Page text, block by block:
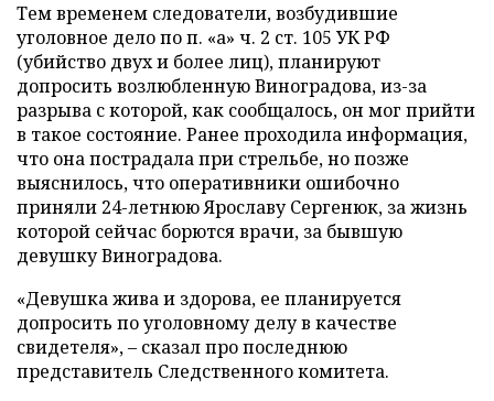
Тем временем следователи, возбудившие
уголовное дело по п. «а» ч. 2 ст. 105 УК РФ
(убийство двух и более лиц), планируют
допросить возлюбленную Виноградова, из-за
разрыва с которой, как сообщалось, он мог прийти
в такое состояние. Ранее проходила информация,
что она пострадала при стрельбе, но позже
выяснилось, что оперативники ошибочно
приняли 24-летнюю Ярославу Сергенюк, за жизнь
которой сейчас борются врачи, за бывшую
девушку Виноградова.
«Девушка жива и здорова, ее планируется
допросить по уголовному делу в качестве
свидетеля», – сказал про последнюю
представитель Следственного комитета.